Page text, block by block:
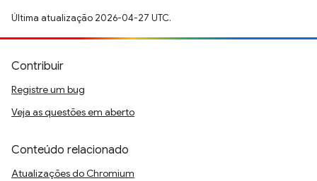
Última atualização 2026-04-27 UTC.
Contribuir
Registre um bug
Veja as questões em aberto
Conteúdo relacionado
Atualizações do Chromium